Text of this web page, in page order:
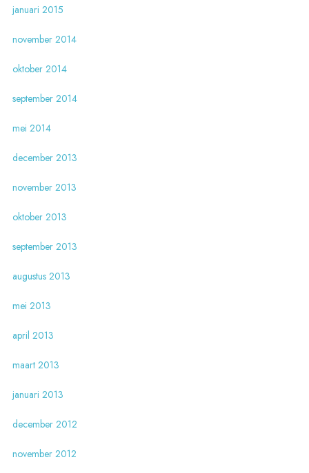
januari 2015
november 2014
oktober 2014
september 2014
mei 2014
december 2013
november 2013
oktober 2013
september 2013
augustus 2013
mei 2013
april 2013
maart 2013
januari 2013
december 2012
november 2012